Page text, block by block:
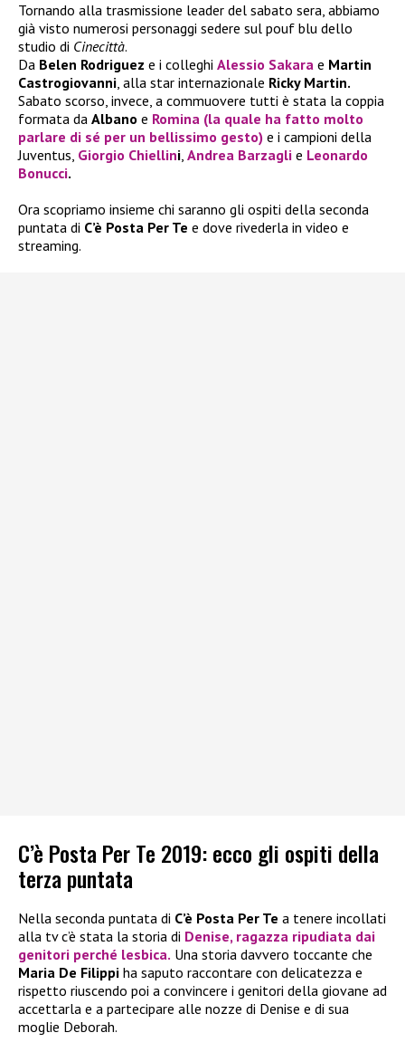
Tornando alla trasmissione leader del sabato sera, abbiamo
già visto numerosi personaggi sedere sul pouf blu dello
studio di Cinecittà.
Da Belen Rodriguez e i colleghi Alessio Sakara e Martin
Castrogiovanni, alla star internazionale Ricky Martin.
Sabato scorso, invece, a commuovere tutti è stata la coppia
formata da Albano e Romina (la quale ha fatto molto
parlare di sé per un bellissimo gesto) e i campioni della
Juventus, Giorgio Chiellini, Andrea Barzagli e Leonardo
Bonucci.
Ora scopriamo insieme chi saranno gli ospiti della seconda
puntata di C’è Posta Per Te e dove rivederla in video e
streaming.
C’è Posta Per Te 2019: ecco gli ospiti della
terza puntata
Nella seconda puntata di C’è Posta Per Te a tenere incollati
alla tv c’è stata la storia di Denise, ragazza ripudiata dai
genitori perché lesbica. Una storia davvero toccante che
Maria De Filippi ha saputo raccontare con delicatezza e
rispetto riuscendo poi a convincere i genitori della giovane ad
accettarla e a partecipare alle nozze di Denise e di sua
moglie Deborah.